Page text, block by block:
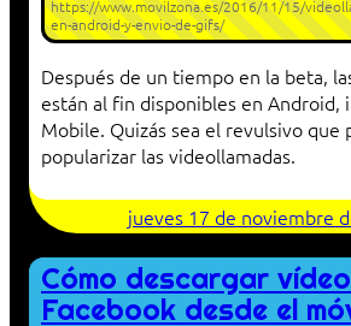
https://www.movilzona.es/2016/11/15/
en-android-y-envio-de-gifs/
Después de un tiempo en la beta,
están al fin disponibles en Android,
Mobile. Quizás sea el revulsivo que
popularizar las videollamadas.
jueves 17 de noviembre
Cómo descargar
Facebook desde el